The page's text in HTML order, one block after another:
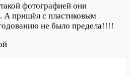
фотографией они
А пришёл с пластиковым
не было предела!!!!